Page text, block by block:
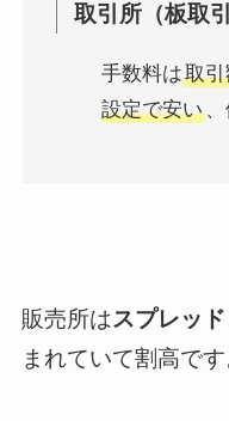
取引所（板取引
手数料は取
設定で安い、
販売所はスプレッド
まれていて割高です